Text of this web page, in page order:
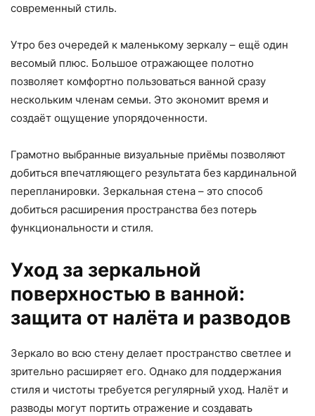
современный стиль.
Утро без очередей к маленькому зеркалу – ещё один
весомый плюс. Большое отражающее полотно
позволяет комфортно пользоваться ванной сразу
нескольким членам семьи. Это экономит время и
создаёт ощущение упорядоченности.
Грамотно выбранные визуальные приёмы позволяют
добиться впечатляющего результата без кардинальной
перепланировки. Зеркальная стена – это способ
добиться расширения пространства без потерь
функциональности и стиля.
Уход за зеркальной
поверхностью в ванной:
защита от налёта и разводов
Зеркало во всю стену делает пространство светлее и
зрительно расширяет его. Однако для поддержания
стиля и чистоты требуется регулярный уход. Налёт и
разводы могут портить отражение и создавать